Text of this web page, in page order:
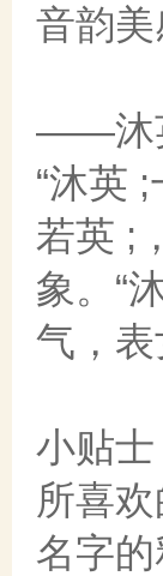
音韵美
——沐
“沐英
若英 ;
象。“
气，
小贴
所喜
名字